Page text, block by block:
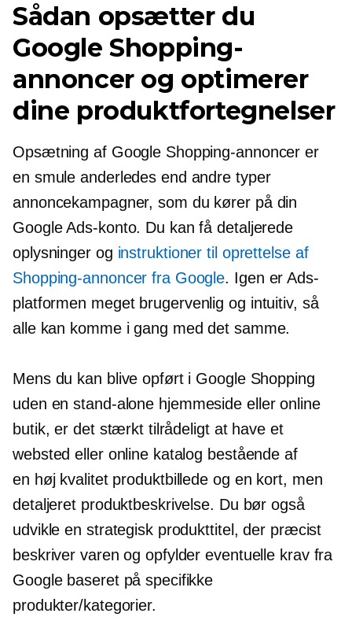
Sådan opsætter du
Google Shopping-
annoncer og optimerer
dine produktfortegnelser
Opsætning af Google Shopping-annoncer er
en smule anderledes end andre typer
annoncekampagner, som du kører på din
Google Ads-konto. Du kan få detaljerede
oplysninger og instruktioner til oprettelse af
Shopping-annoncer fra Google. Igen er Ads-
platformen meget brugervenlig og intuitiv, så
alle kan komme i gang med det samme.
Mens du kan blive opført i Google Shopping
uden enstand-alone hjemmeside eller online
butik, er det stærkt tilrådeligt at have et
websted eller online katalog bestående af
en høj kvalitetproduktbillede og en kort, men
detaljeret produktbeskrivelse. Du bør også
udvikle en strategisk produkttitel, der præcist
beskriver varen og opfylder eventuelle krav fra
Google baseret på specifikke
produkter/kategorier.